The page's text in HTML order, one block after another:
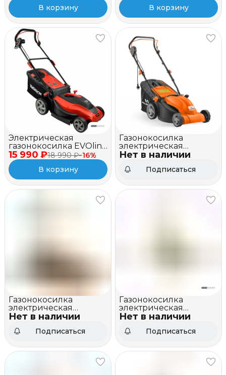
В корзину В корзину
15 990 ₽18 990 ₽−16%
Электрическая
газонокосилка EVOline
LME 42
В корзину
Нет в наличии
Газонокосилка
электрическая
VILLARTEC ME 1438
Подписаться
Нет в наличии
Газонокосилка
электрическая
VILLARTEC ME 1434
Подписаться
Нет в наличии
Газонокосилка
электрическая
VILLARTEC ME 1233
Подписаться